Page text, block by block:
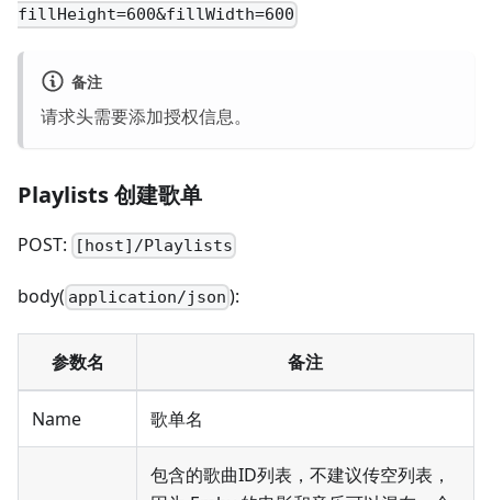
fillHeight=600&fillWidth=600
备注
请求头需要添加授权信息。
Playlists 创建歌单
POST: [host]/Playlists
body( application/json ):
参数名 备注
Name 歌单名
包含的歌曲ID列表，不建议传空列表，